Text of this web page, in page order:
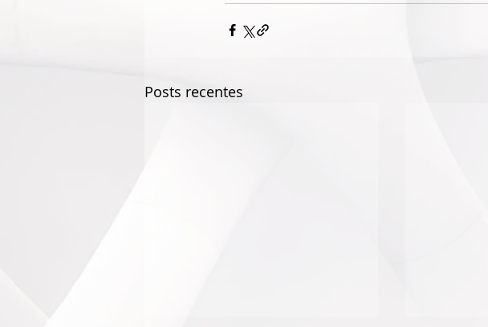
Posts recentes